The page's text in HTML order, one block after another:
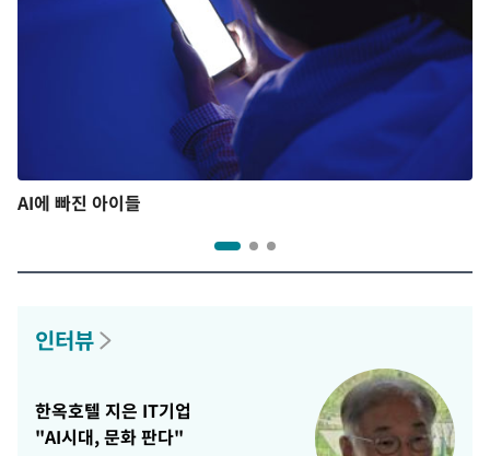
AI에 빠진 아이들
인터뷰
한옥호텔 지은 IT기업
"AI시대, 문화 판다"